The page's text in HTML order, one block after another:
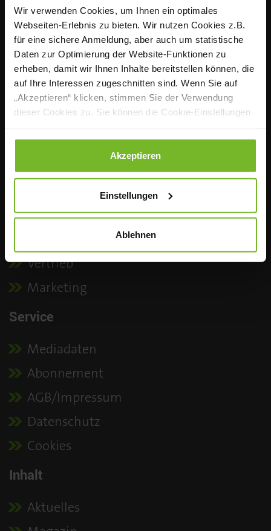
Wir verwenden Cookies, um Ihnen ein optimales
Webseiten-Erlebnis zu bieten. Wir nutzen Cookies z.B.
für eine sichere Anmeldung, aber auch um statistische
Daten zur Optimierung der Website-Funktionen zu
erheben, damit wir Ihnen Inhalte bereitstellen können, die
auf Ihre Interessen zugeschnitten sind. Wenn Sie auf
„Akzeptieren“ klicken, stimmen Sie der Verwendung
dieser Cookies zu. Sie können die Cookie-Einstellungen
Datenschutzerklärung|Impressum
Akzeptieren
Einstellungen
Ablehnen
Verband der Köche Deutschlands e. V. (VKD), das
zentrale Sprachrohr der Profiköche in Deutschland.
Praxisnah, fundiert und nutzwertig informiert das
monatliche Fachmagazin Köchinnen und Köche in
der Individual-, Hotel-, Betriebs- sowie
Sozialgastronomie über die wichtigen Themen ihres
beruflichen Alltags. Mit dem Portal www.magazin-
aktuell im Web.
Kontakt
Redaktion
Vertrieb
Marketing
Service
Mediadaten
Abonnement
AGB/Impressum
Datenschutz
Cookies
Inhalt
Aktuelles